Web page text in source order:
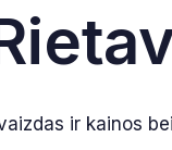
ir kainos